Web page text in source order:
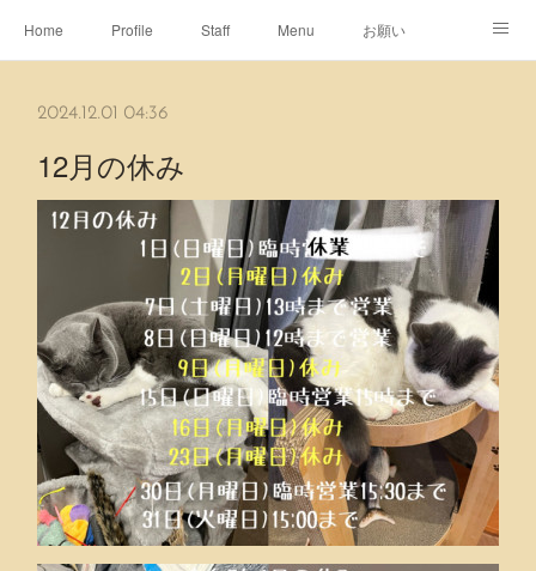
Home Profile Staff Menu お願い
2024.12.01 04:36
12月の休み